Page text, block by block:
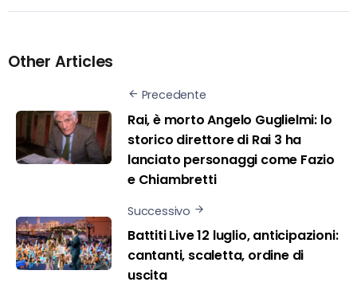
Other Articles
Precedente
Rai, è morto Angelo Guglielmi: lo
storico direttore di Rai 3 ha
lanciato personaggi come Fazio
e Chiambretti
Successivo
Battiti Live 12 luglio, anticipazioni:
cantanti, scaletta, ordine di
uscita